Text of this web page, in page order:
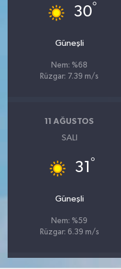
30°
Güneşli
Nem: %68
Rüzgar: 7.39 m/s
11 AĞUSTOS
SALI
31 °
Güneşli
Nem: %59
Rüzgar: 6.39 m/s